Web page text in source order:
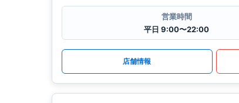
営業時間
平日 9:00〜22:00
店舗情報